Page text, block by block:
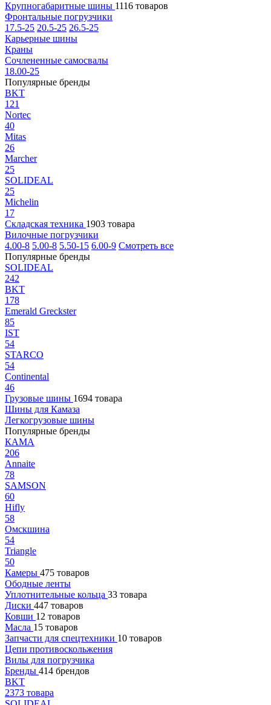
Крупногабаритные шины 1116 товаров
Фронтальные погрузчики
17.5-25 20.5-25 26.5-25
Карьерные шины
Краны
Сочлененные самосвалы
18.00-25
Популярные бренды
BKT
121
Nortec
40
Mitas
26
Marcher
25
SOLIDEAL
25
Michelin
17
Складская техника 1903 товара
Вилочные погрузчики
4.00-8 5.00-8 5.50-15 6.00-9 Смотреть все
Популярные бренды
SOLIDEAL
242
BKT
178
Emerald Greckster
85
IST
54
STARCO
54
Continental
46
Грузовые шины 1694 товара
Шины для Камаза
Легкогрузовые шины
Популярные бренды
КАМА
206
Annaite
78
SAMSON
60
Hifly
58
Омскшина
54
Triangle
50
Камеры 475 товаров
Ободные ленты
Уплотнительные кольца 33 товара
Диски 447 товаров
Ковши 12 товаров
Масла 15 товаров
Запчасти для спецтехники 10 товаров
Цепи противоскольжения
Вилы для погрузчика
Бренды 414 брендов
BKT
2373 товара